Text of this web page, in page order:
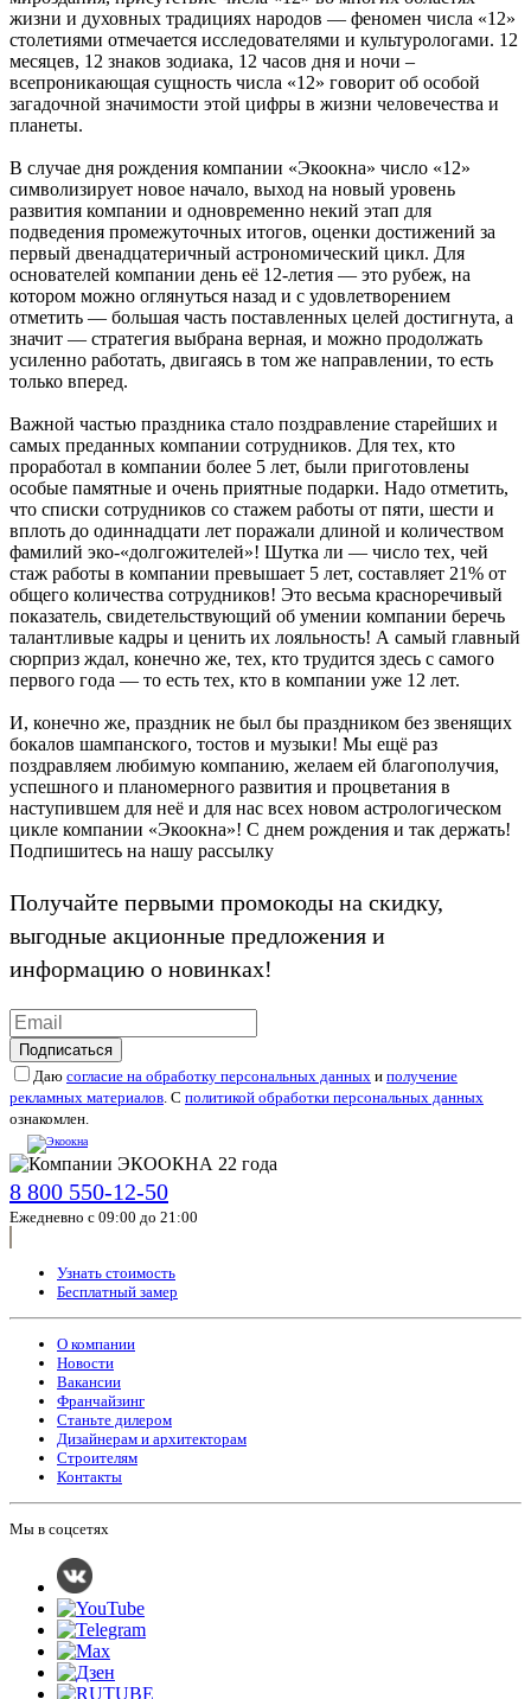
жизни и духовных традициях народов — феномен числа «12»
столетиями отмечается исследователями и культурологами. 12
месяцев, 12 знаков зодиака, 12 часов дня и ночи –
всепроникающая сущность числа «12» говорит об особой
загадочной значимости этой цифры в жизни человечества и
планеты.
В случае дня рождения компании «Экоокна» число «12»
символизирует новое начало, выход на новый уровень
развития компании и одновременно некий этап для
подведения промежуточных итогов, оценки достижений за
первый двенадцатеричный астрономический цикл. Для
основателей компании день её 12-летия — это рубеж, на
котором можно оглянуться назад и с удовлетворением
отметить — большая часть поставленных целей достигнута, а
значит — стратегия выбрана верная, и можно продолжать
усиленно работать, двигаясь в том же направлении, то есть
только вперед.
Важной частью праздника стало поздравление старейших и
самых преданных компании сотрудников. Для тех, кто
проработал в компании более 5 лет, были приготовлены
особые памятные и очень приятные подарки. Надо отметить,
что списки сотрудников со стажем работы от пяти, шести и
вплоть до одиннадцати лет поражали длиной и количеством
фамилий эко-«долгожителей»! Шутка ли — число тех, чей
стаж работы в компании превышает 5 лет, составляет 21% от
общего количества сотрудников! Это весьма красноречивый
показатель, свидетельствующий об умении компании беречь
талантливые кадры и ценить их лояльность! А самый главный
сюрприз ждал, конечно же, тех, кто трудится здесь с самого
первого года — то есть тех, кто в компании уже 12 лет.
И, конечно же, праздник не был бы праздником без звенящих
бокалов шампанского, тостов и музыки! Мы ещё раз
поздравляем любимую компанию, желаем ей благополучия,
успешного и планомерного развития и процветания в
наступившем для неё и для нас всех новом астрологическом
цикле компании «Экоокна»! С днем рождения и так держать!
Подпишитесь на нашу рассылку
Получайте первыми промокоды на скидку,
выгодные акционные предложения и
информацию о новинках!
Подписаться
Даю согласие на обработку персональных данных и получение
рекламных материалов. С политикой обработки персональных данных
ознакомлен.
8 800 550-12-50
Ежедневно с 09:00 до 21:00
Узнать стоимость
Бесплатный замер
О компании
Новости
Вакансии
Франчайзинг
Станьте дилером
Дизайнерам и архитекторам
Строителям
Контакты
Мы в соцсетях